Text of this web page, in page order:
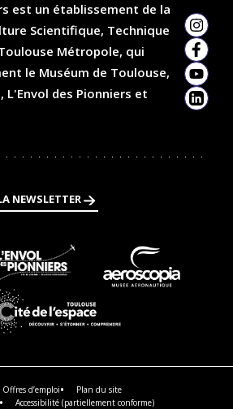
est un établissement de la
Scientifique, Technique
Métropole, qui
le Muséum de Toulouse,
L'Envol des Pionniers et
NEWSLETTER
Offres d’emploi
Plan du site
Accessibilité (partiellement conforme)